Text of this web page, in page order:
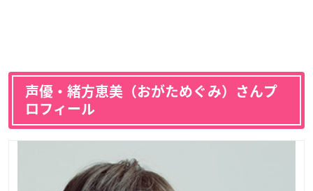
声優・緒方恵美（おがためぐみ）さんプ
ロフィール